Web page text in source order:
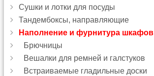
Сушки и лотки для посуды
Тандембоксы, направляющие
Наполнение и фурнитура шкафов
Брючницы
Вешалки для ремней и галстуков
Встраиваемые гладильные доски